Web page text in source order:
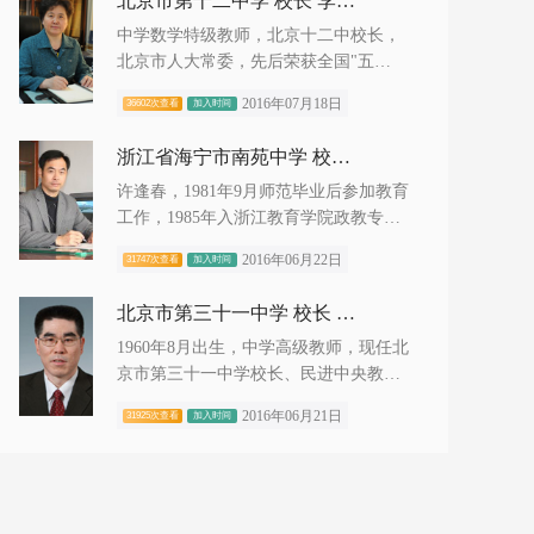
中学数学特级教师，北京十二中校长，
北京市人大常委，先后荣获全国"五
国"三八"红旗奖...
36602次查看 加入时间 2016年07月18日
浙江省海宁市南苑中学 校长 许逢春
许逢春，1981年9月师范毕业后参加教育
工作，1985年入浙江教育学院政教专业
任教。1990学年调入海宁市新...
31747次查看 加入时间 2016年06月22日
北京市第三十一中学 校长 张礼斌
1960年8月出生，中学高级教师，现任北
京市第三十一中学校长、民进中央教育
进西城区委主委、北京市政协...
31925次查看 加入时间 2016年06月21日